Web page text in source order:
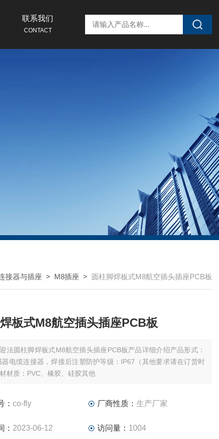
联系我们
CONTACT
接器与插座 > M8插座 > 圆柱脚焊板式M8航空插头插座PCB板
板式M8航空插头插座PCB板
法圆柱脚焊板式M8航空插头插座PCB板产品详细介绍产品形式：
器电缆连接器，焊接后注塑防护等级：IP67（其他要求请在订货时
材质：PVC、橡胶、硅胶其他
： co-fly 厂商性质： 生产厂家
： 2023-06-12 访问量： 1004